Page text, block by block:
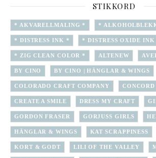
STIKKORD
* AKVARELLMALING * *
* DISTRESS INK * * DISTRESS OXIDE INK
* ZIG CLEAN COLOR * ALTENEW
BY CINO BY CINO | HÄNGLAR & WINGS
COLORADO CRAFT COMPANY
CREATE A SMILE DRESS MY CRAFT
GORDON FRASER GORJUSS GIRLS
HÄNGLAR & WINGS KAT SCRAPPINESS
KORT & GODT LILI OF THE VALLEY